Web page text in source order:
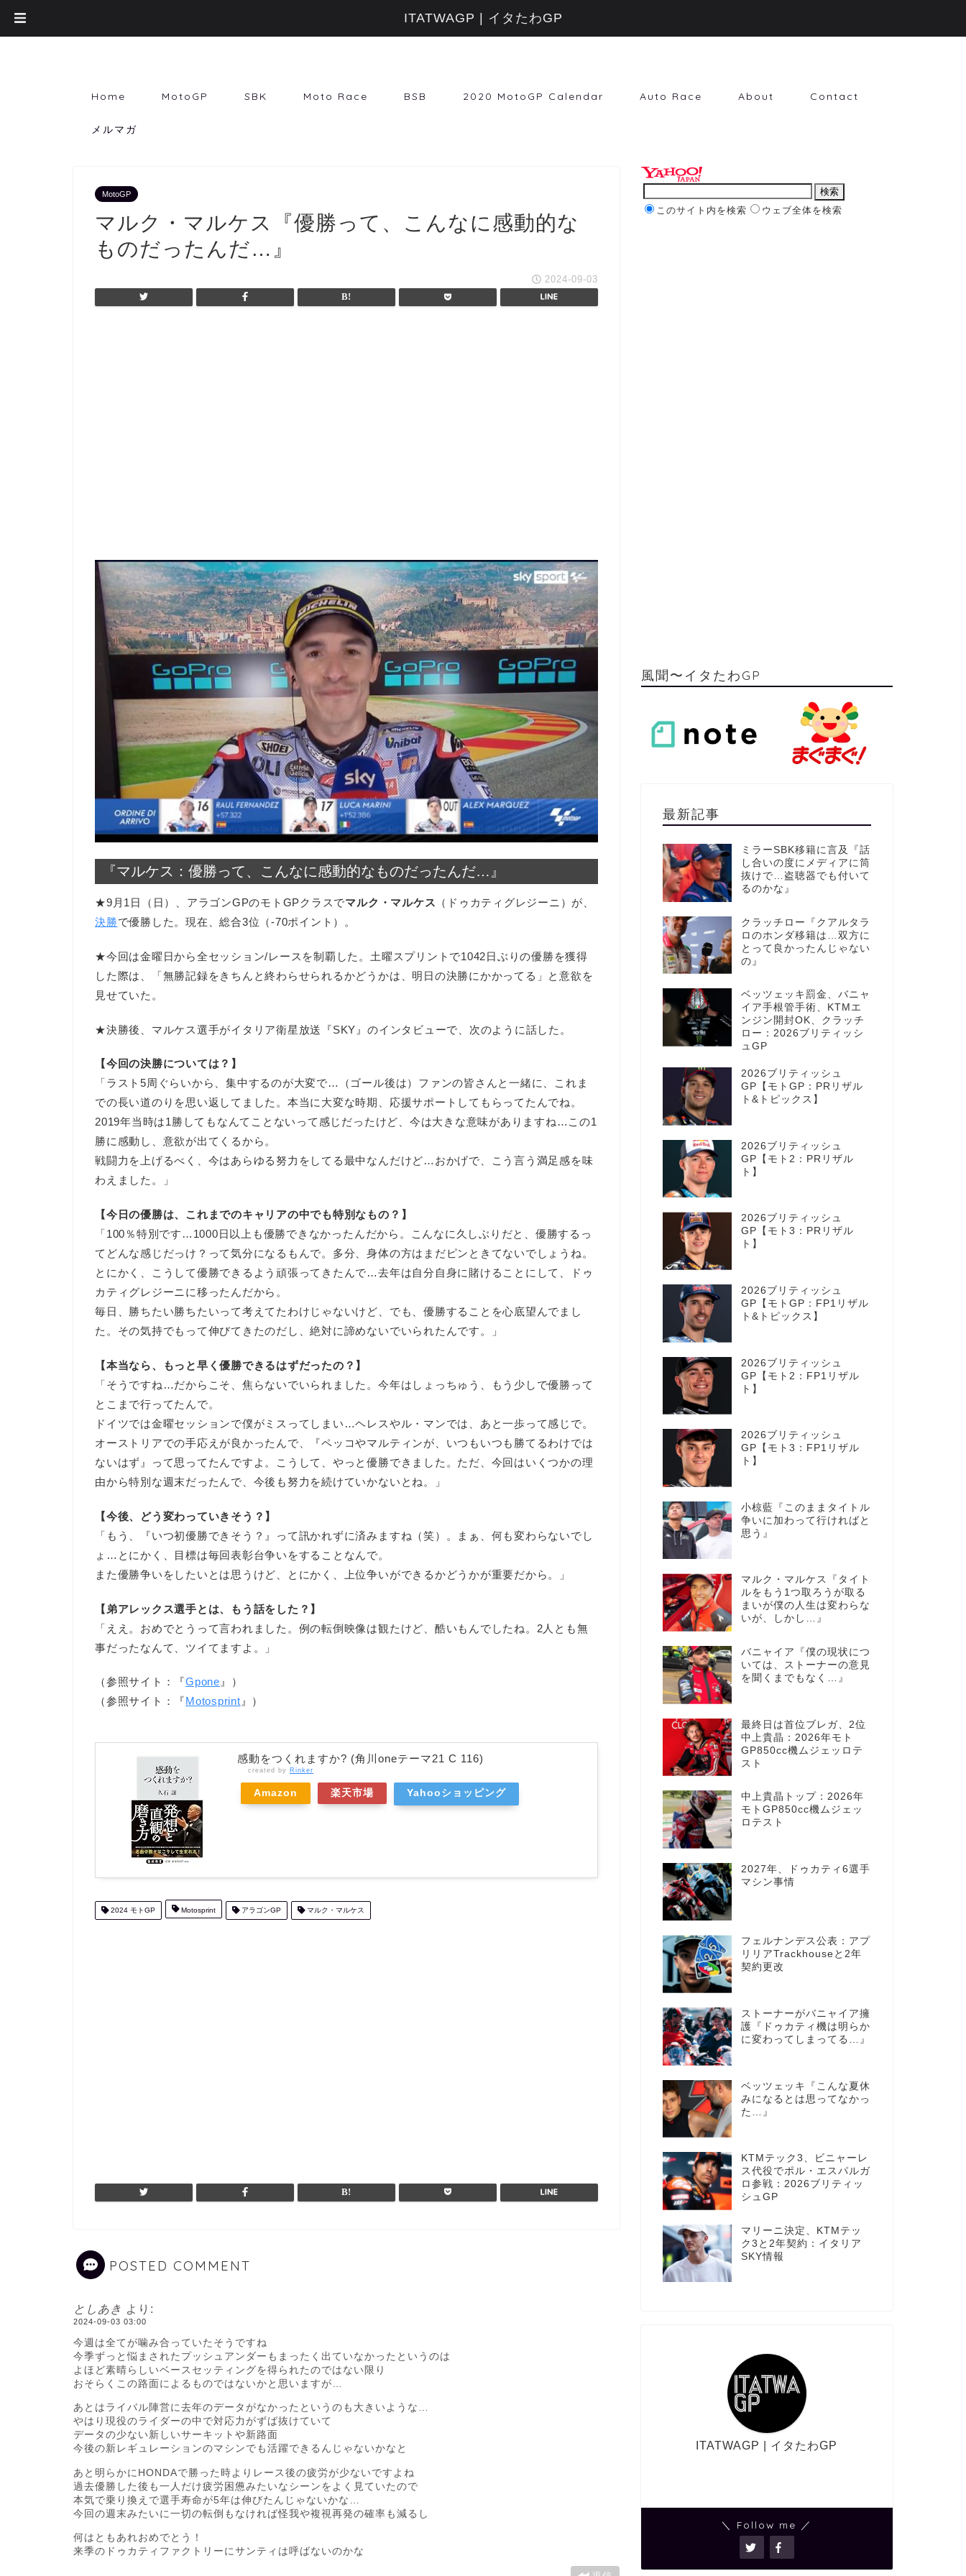
Home MotoGP SBK Moto Race BSB 2020 MotoGP Calendar Auto Race About Contact
メルマガ
MotoGP
マルク・マルケス『優勝って、こんなに感動的な
ものだったんだ…』
2024-09-03
『マルケス：優勝って、こんなに感動的なものだったんだ…』
★9月1日（日）、アラゴンGPのモトGPクラスでマルク・マルケス （ドゥカティグレジーニ）が、
決勝で優勝した。現在、総合3位（-70ポイント）。
★今回は金曜日から全セッション/レースを制覇した。土曜スプリントで1042日ぶりの優勝を獲得
した際は、「無勝記録をきちんと終わらせられるかどうかは、明日の決勝にかかってる」と意欲を
見せていた。
★決勝後、マルケス選手がイタリア衛星放送『SKY』のインタビューで、次のように話した。
【今回の決勝については？】
「ラスト5周ぐらいから、集中するのが大変で…（ゴール後は）ファンの皆さんと一緒に、これま
での長い道のりを思い返してました。本当に大変な時期、応援サポートしてもらってたんでね。
2019年当時は1勝してもなんてことないって感じだったけど、今は大きな意味がありますね…この1
勝に感動し、意欲が出てくるから。
戦闘力を上げるべく、今はあらゆる努力をしてる最中なんだけど…おかげで、こう言う満足感を味
わえました。」
【今日の優勝は、これまでのキャリアの中でも特別なもの？】
「100％特別です…1000日以上も優勝できなかったんだから。こんなに久しぶりだと、優勝するっ
てどんな感じだっけ？って気分になるもんで。多分、身体の方はまだピンときてないでしょうね。
とにかく、こうして優勝できるよう頑張ってきたんで…去年は自分自身に賭けることにして、ドゥ
カティグレジーニに移ったんだから。
毎日、勝ちたい勝ちたいって考えてたわけじゃないけど、でも、優勝することを心底望んでまし
た。その気持でもって伸びてきたのだし、絶対に諦めないでいられたんです。」
【本当なら、もっと早く優勝できるはずだったの？】
「そうですね…だからこそ、焦らないでいられました。今年はしょっちゅう、もう少しで優勝って
とこまで行ってたんで。
ドイツでは金曜セッションで僕がミスってしまい…ヘレスやル・マンでは、あと一歩って感じで。
オーストリアでの手応えが良かったんで、『ペッコやマルティンが、いつもいつも勝てるわけでは
ないはず』って思ってたんですよ。こうして、やっと優勝できました。ただ、今回はいくつかの理
由から特別な週末だったんで、今後も努力を続けていかないとね。」
【今後、どう変わっていきそう？】
「もう、『いつ初優勝できそう？』って訊かれずに済みますね（笑）。まぁ、何も変わらないでし
ょ…とにかく、目標は毎回表彰台争いをすることなんで。
また優勝争いをしたいとは思うけど、とにかく、上位争いができるかどうかが重要だから。」
【弟アレックス選手とは、もう話をした？】
「ええ。おめでとうって言われました。例の転倒映像は観たけど、酷いもんでしたね。2人とも無
事だったなんて、ツイてますよ。」
（参照サイト：『Gpone 』）
（参照サイト：『Motosprint 』）
感動をつくれますか? (角川oneテーマ21 C 116)
created by Rinker
Amazon 楽天市場 Yahooショッピング
2024 モトGP Motosprint アラゴンGP マルク・マルケス
POSTED COMMENT
としあき より:
2024-09-03 03:00
今週は全てが噛み合っていたそうですね
今季ずっと悩まされたプッシュアンダーもまったく出ていなかったというのは
よほど素晴らしいベースセッティングを得られたのではない限り
おそらくこの路面によるものではないかと思いますが…
あとはライバル陣営に去年のデータがなかったというのも大きいような…
やはり現役のライダーの中で対応力がずば抜けていて
データの少ない新しいサーキットや新路面
今後の新レギュレーションのマシンでも活躍できるんじゃないかなと
あと明らかにHONDAで勝った時よりレース後の疲労が少ないですよね
過去優勝した後も一人だけ疲労困憊みたいなシーンをよく見ていたので
本気で乗り換えで選手寿命が5年は伸びたんじゃないかな…
今回の週末みたいに一切の転倒もなければ怪我や複視再発の確率も減るし
何はともあれおめでとう！
来季のドゥカティファクトリーにサンティは呼ばないのかな
このサイト内を検索 ウェブ全体を検索
風聞〜イタたわGP
最新記事
ミラーSBK移籍に言及『話
し合いの度にメディアに筒
抜けで…盗聴器でも付いて
るのかな』
クラッチロー『クアルタラ
ロのホンダ移籍は…双方に
とって良かったんじゃない
の』
ベッツェッキ罰金、バニャ
イア手根管手術、KTMエ
ンジン開封OK、クラッチ
ロー：2026ブリティッシ
ュGP
2026ブリティッシュ
GP【モトGP：PRリザル
ト&トピックス】
2026ブリティッシュ
GP【モト2：PRリザル
ト】
2026ブリティッシュ
GP【モト3：PRリザル
ト】
2026ブリティッシュ
GP【モトGP：FP1リザル
ト&トピックス】
2026ブリティッシュ
GP【モト2：FP1リザル
ト】
2026ブリティッシュ
GP【モト3：FP1リザル
ト】
小椋藍『このままタイトル
争いに加わって行ければと
思う』
マルク・マルケス『タイト
ルをもう1つ取ろうが取る
まいが僕の人生は変わらな
いが、しかし…』
バニャイア『僕の現状につ
いては、ストーナーの意見
を聞くまでもなく…』
最終日は首位ブレガ、2位
中上貴晶：2026年モト
GP850cc機ムジェッロテ
スト
中上貴晶トップ：2026年
モトGP850cc機ムジェッ
ロテスト
2027年、ドゥカティ6選手
マシン事情
フェルナンデス公表：アプ
リリアTrackhouseと2年
契約更改
ストーナーがバニャイア擁
護『ドゥカティ機は明らか
に変わってしまってる…』
ベッツェッキ『こんな夏休
みになるとは思ってなかっ
た…』
KTMテック3、ビニャーレ
ス代役でポル・エスパルガ
ロ参戦：2026ブリティッ
シュGP
マリーニ決定、KTMテッ
ク3と2年契約：イタリア
SKY情報
ITATWAGP | イタたわGP
＼ Follow me ／
ITATWAGP | イタたわGP